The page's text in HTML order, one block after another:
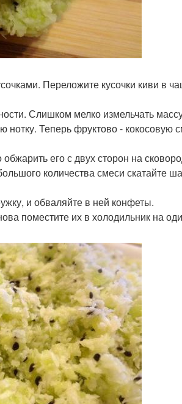
Переложите кусочки киви в
Слишком мелко измельчать
Теперь фруктово - кокосовую
его с двух сторон на
количества смеси скатайте
и обваляйте в ней конфеты.
поместите их в холодильник на